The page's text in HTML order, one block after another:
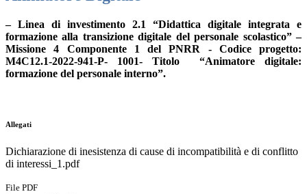
– Linea di investimento 2.1 “Didattica digitale integrata e
formazione alla transizione digitale del personale scolastico”–
Missione 4 Componente 1 del PNRR - Codice progetto:
M4C12.1-2022-941-P- 1001- Titolo
“Animatore digitale:
formazione del personale interno”.
Allegati
Dichiarazione di inesistenza di cause di incompatibilità e di conflitto
di interessi_1.pdf
File PDF